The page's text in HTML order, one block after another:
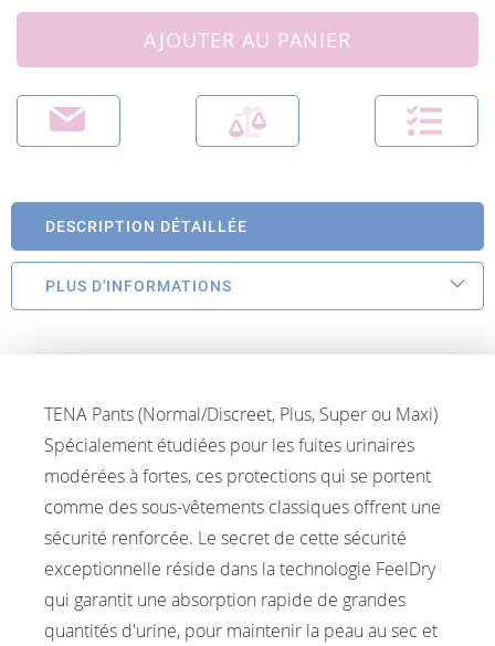
AJOUTER AU PANIER
DESCRIPTION DÉTAILLÉE
PLUS D'INFORMATIONS
TENA Pants (Normal/Discreet, Plus, Super ou Maxi)
Spécialement étudiées pour les fuites urinaires
modérées à fortes, ces protections qui se portent
comme des sous-vêtements classiques offrent une
sécurité renforcée. Le secret de cette sécurité
exceptionnelle réside dans la technologie FeelDry
qui garantit une absorption rapide de grandes
quantités d'urine, pour maintenir la peau au sec et